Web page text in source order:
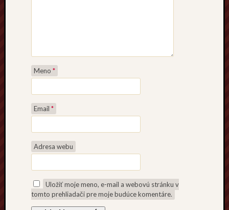
Meno *
Email *
Adresa webu
Uložiť moje meno, e-mail a webovú stránku v
tomto prehliadači pre moje budúce komentáre.